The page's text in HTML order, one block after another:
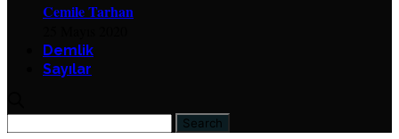
Cemile Tarhan
Demlik
Sayılar